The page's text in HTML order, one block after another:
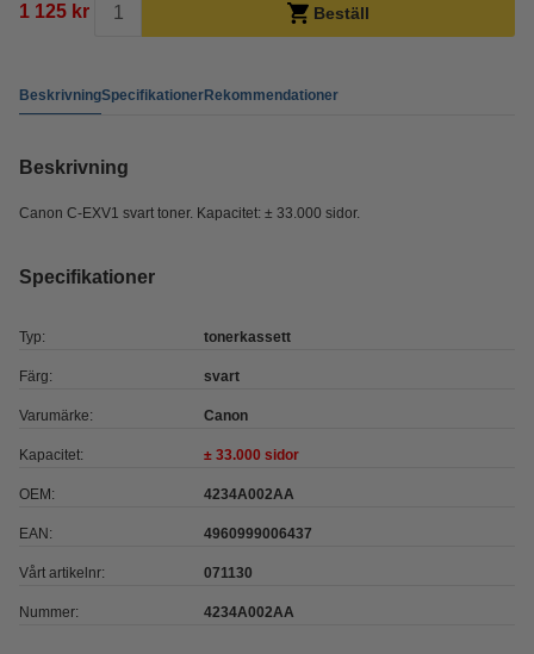
1 125 kr Beställ
BeskrivningSpecifikationerRekommendationer
Beskrivning
Canon C-EXV1 svart toner. Kapacitet: ± 33.000 sidor.
Specifikationer
Typ: tonerkassett
Färg: svart
Varumärke: Canon
Kapacitet: ± 33.000 sidor
OEM: 4234A002AA
EAN: 4960999006437
Vårt artikelnr: 071130
Nummer: 4234A002AA